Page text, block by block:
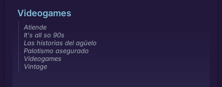
Videogames
Atiende
It's all so 90s
Las historias del agüelo
Palotismo asegurado
Videogames
Vintage